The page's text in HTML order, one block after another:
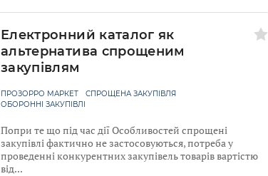
Електронний каталог як
альтернатива спрощеним
закупівлям
ПРОЗОРРО МАРКЕТ
СПРОЩЕНА ЗАКУПІВЛЯ
ОБОРОННІ ЗАКУПІВЛІ
Попри те що під час дії Особливостей спрощені
закупівлі фактично не застосовуються, потреба у
проведенні конкурентних закупівель товарів вартістю
від